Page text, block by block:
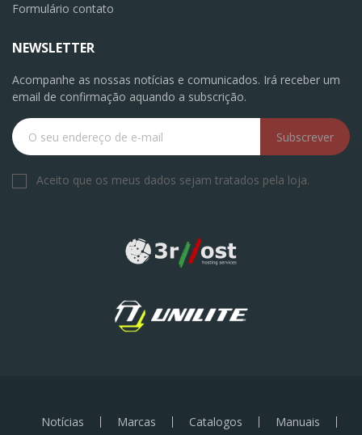
Formulário contato
NEWSLETTER
Acompanhe as nossas notícias e comunicados. Irá receber um
email de confirmação aquando a subscrição.
Subscrever
Aceito que os meus dados sejam tratados pela loja.
Notícias Marcas Catalogos
Manuais